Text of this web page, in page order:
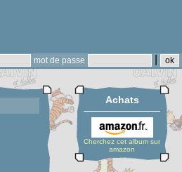
mot de passe
Achats
Cherchez cet album sur
amazon